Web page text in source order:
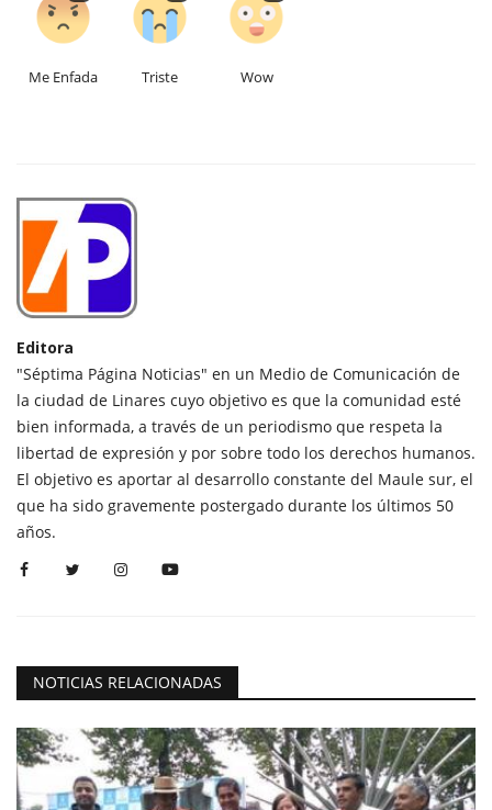
Me Enfada Triste Wow
Editora
"Séptima Página Noticias" en un Medio de Comunicación de
la ciudad de Linares cuyo objetivo es que la comunidad esté
bien informada, a través de un periodismo que respeta la
libertad de expresión y por sobre todo los derechos humanos.
El objetivo es aportar al desarrollo constante del Maule sur, el
que ha sido gravemente postergado durante los últimos 50
años.
NOTICIAS RELACIONADAS